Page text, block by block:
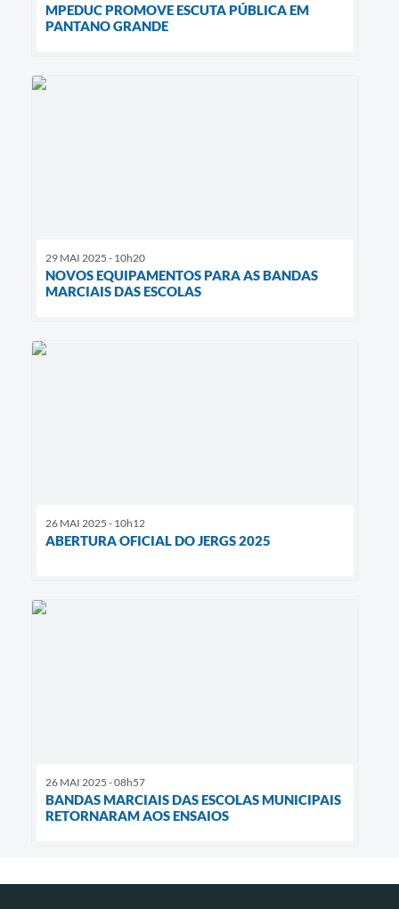
MPEDUC PROMOVE ESCUTA PÚBLICA EM
PANTANO GRANDE
29 MAI 2025 - 10h20
NOVOS EQUIPAMENTOS PARA AS BANDAS
MARCIAIS DAS ESCOLAS
26 MAI 2025 - 10h12
ABERTURA OFICIAL DO JERGS 2025
26 MAI 2025 - 08h57
BANDAS MARCIAIS DAS ESCOLAS MUNICIPAIS
RETORNARAM AOS ENSAIOS